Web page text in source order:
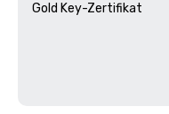
Gold Key-Zertifikat